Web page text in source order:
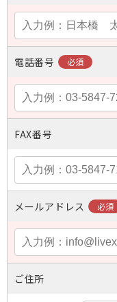
電話番号
FAX番号
メールアドレス
ご住所